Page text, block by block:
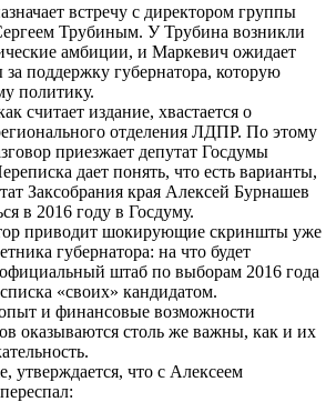
встречу с директором группы
Трубиным. У Трубина возникли
амбиции, и Маркевич ожидает
за поддержку губернатора, которую
политику.
считает издание, хвастается о
отделения ЛДПР. По этому
приезжает депутат Госдумы
дает понять, что есть варианты,
Заксобрания края Алексей Бурнашев
в 2016 году в Госдуму.
приводит шокирующие скриншты уже
губернатора: на что будет
штаб по выборам 2016 года
«своих» кандидатом.
и финансовые возможности
оказываются столь же важны, как и их
утверждается, что с Алексеем